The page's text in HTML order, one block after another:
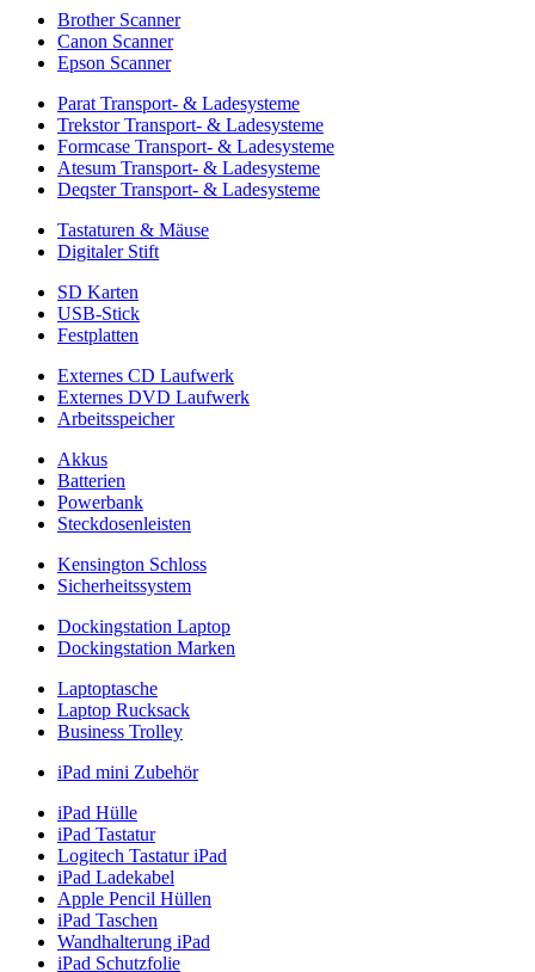
Brother Scanner
Canon Scanner
Epson Scanner
Parat Transport- & Ladesysteme
Trekstor Transport- & Ladesysteme
Formcase Transport- & Ladesysteme
Atesum Transport- & Ladesysteme
Deqster Transport- & Ladesysteme
Tastaturen & Mäuse
Digitaler Stift
SD Karten
USB-Stick
Festplatten
Externes CD Laufwerk
Externes DVD Laufwerk
Arbeitsspeicher
Akkus
Batterien
Powerbank
Steckdosenleisten
Kensington Schloss
Sicherheitssystem
Dockingstation Laptop
Dockingstation Marken
Laptoptasche
Laptop Rucksack
Business Trolley
iPad mini Zubehör
iPad Hülle
iPad Tastatur
Logitech Tastatur iPad
iPad Ladekabel
Apple Pencil Hüllen
iPad Taschen
Wandhalterung iPad
iPad Schutzfolie